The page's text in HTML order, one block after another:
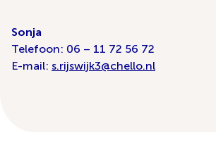
Sonja
Telefoon: 06 – 11 72 56 72
E-mail: s.rijswijk3@chello.nl